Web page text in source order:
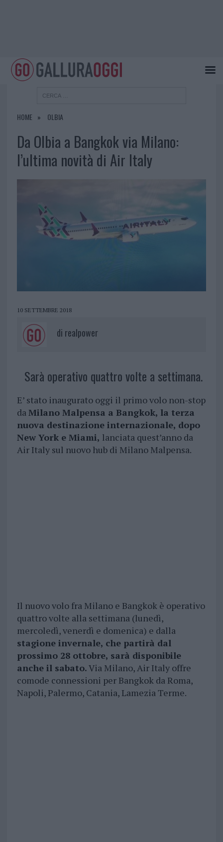
HOME OLBIA
Da Olbia a Bangkok via Milano:
l’ultima novità di Air Italy
10 SETTEMBRE 2018
di realpower
Sarà operativo quattro volte a settimana.
E’ stato inaugurato oggi il primo volo non-stop
daMilano Malpensa a Bangkok, la terza
nuova destinazione internazionale, dopo
New York e Miami, lanciata quest’anno da
Air Italy sul nuovo hub di Milano Malpensa.
Il nuovo volo fra Milano e Bangkok è operativo
quattro volte alla settimana (lunedì,
mercoledì, venerdì e domenica) e dalla
stagione invernale, che partirà dal
prossimo 28 ottobre, sarà disponibile
anche il sabato.Via Milano, Air Italy offre
comode connessioni per Bangkok da Roma,
Napoli, Palermo, Catania, Lamezia Terme.